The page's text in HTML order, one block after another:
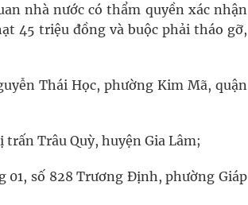
quỵ
nhà nước có thẩm quyền xác nhận
45 triệu đồng và buộc phải tháo gỡ,
Thái Học, phường Kim Mã, quận
Trâu Quỳ, huyện Gia Lâm;
01, số 828 Trương Định, phường Giáp